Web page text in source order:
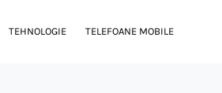
TEHNOLOGIE TELEFOANE MOBILE